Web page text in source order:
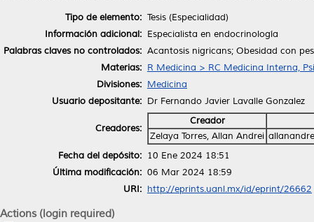
Tipo de elemento: Tesis (Especialidad)
Información adicional: Especialista en endocrinología
Palabras claves no controlados: Acantosis nigricans; Obesidad con
Materias: R Medicina > RC Medicina Interna,
Divisiones: Medicina
Usuario depositante: Dr Fernando Javier Lavalle Gonzalez
Creadores:
Creador
Zelaya Torres, Allan Andrei
Fecha del depósito: 10 Ene 2024 18:51
Última modificación: 06 Mar 2024 18:59
URI: http://eprints.uanl.mx/id/eprint/26662
Actions (login required)